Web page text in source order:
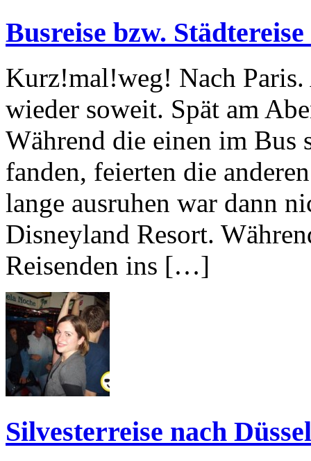
Busreise bzw.
Kurz!mal!weg! Nach
wieder soweit. Spät am
Während die einen im Bus
fanden, feierten die
lange ausruhen war dann
Disneyland Resort.
Reisenden ins […]
Silvesterreise nach